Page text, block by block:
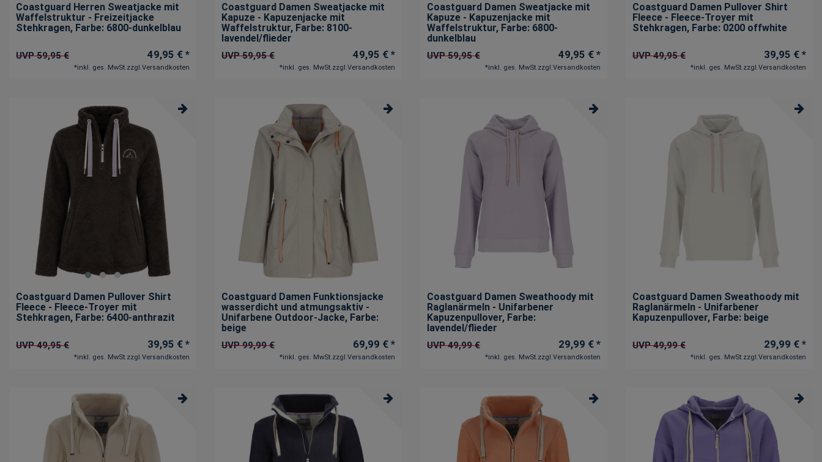
Coastguard Herren Sweatjacke mit
Waffelstruktur - Freizeitjacke
Stehkragen, Farbe: 6800-dunkelblau
UVP 59,95 € 49,95 € *
*inkl. ges. MwSt.zzgl.Versandkosten
Coastguard Damen Sweatjacke mit
Kapuze - Kapuzenjacke mit
Waffelstruktur, Farbe: 8100-
lavendel/flieder
UVP 59,95 € 49,95 € *
*inkl. ges. MwSt.zzgl.Versandkosten
Coastguard Damen Sweatjacke mit
Kapuze - Kapuzenjacke mit
Waffelstruktur, Farbe: 6800-
dunkelblau
UVP 59,95 € 49,95 € *
*inkl. ges. MwSt.zzgl.Versandkosten
Coastguard Damen Pullover Shirt
Fleece - Fleece-Troyer mit
Stehkragen, Farbe: 0200 offwhite
UVP 49,95 € 39,95 € *
*inkl. ges. MwSt.zzgl.Versandkosten
Coastguard Damen Pullover Shirt
Fleece - Fleece-Troyer mit
Stehkragen, Farbe: 6400-anthrazit
UVP 49,95 € 39,95 € *
*inkl. ges. MwSt.zzgl.Versandkosten
Coastguard Damen Funktionsjacke
wasserdicht und atmungsaktiv -
Unifarbene Outdoor-Jacke, Farbe:
beige
UVP 99,99 € 69,99 € *
*inkl. ges. MwSt.zzgl.Versandkosten
Coastguard Damen Sweathoody mit
Raglanärmeln - Unifarbener
Kapuzenpullover, Farbe:
lavendel/flieder
UVP 49,99 € 29,99 € *
*inkl. ges. MwSt.zzgl.Versandkosten
Coastguard Damen Sweathoody mit
Raglanärmeln - Unifarbener
Kapuzenpullover, Farbe: beige
UVP 49,99 € 29,99 € *
*inkl. ges. MwSt.zzgl.Versandkosten